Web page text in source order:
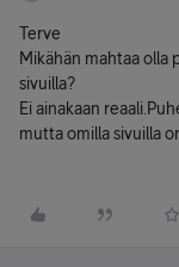
Terve
Mikähän mahtaa olla
sivuilla?
Ei ainakaan
mutta omilla sivuilla